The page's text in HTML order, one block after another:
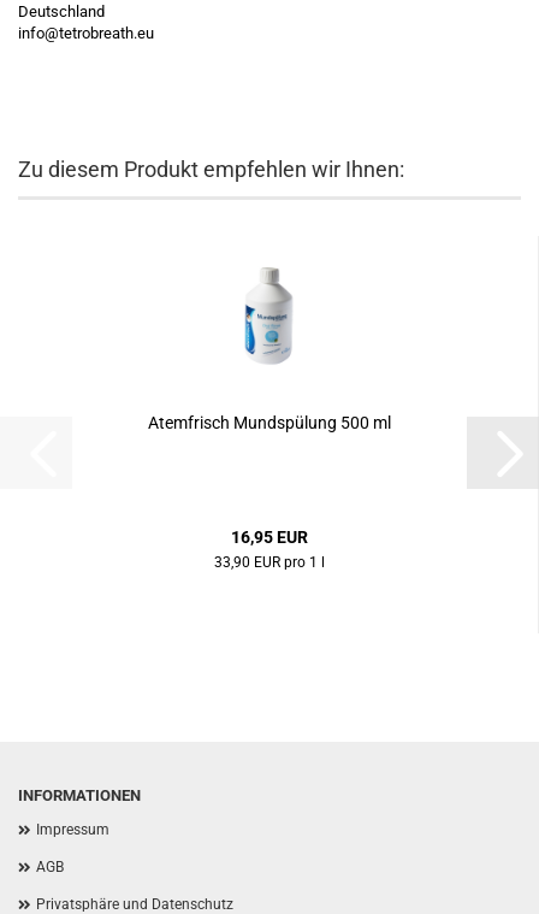
Deutschland
info@tetrobreath.eu
Zu diesem Produkt empfehlen wir Ihnen:
Atemfrisch Mundspülung 500 ml
16,95 EUR
33,90 EUR pro 1 l
INFORMATIONEN
Impressum
AGB
Privatsphäre und Datenschutz